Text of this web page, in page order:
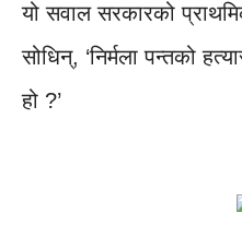
यो सवाल सरकारको
सोधिन्, ‘निर्मला पन्तको
हो ?’